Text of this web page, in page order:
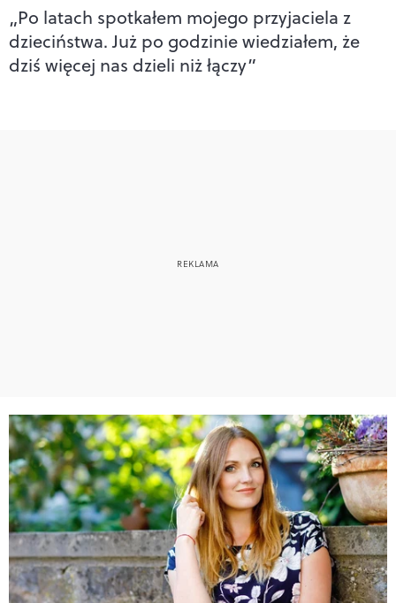
„Po latach spotkałem mojego przyjaciela z
dzieciństwa. Już po godzinie wiedziałem, że
dziś więcej nas dzieli niż łączy”